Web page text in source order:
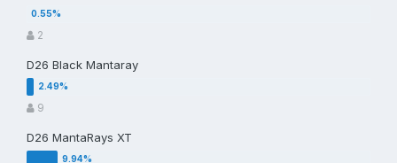
2
D26 Black Mantaray
9
D26 MantaRays XT